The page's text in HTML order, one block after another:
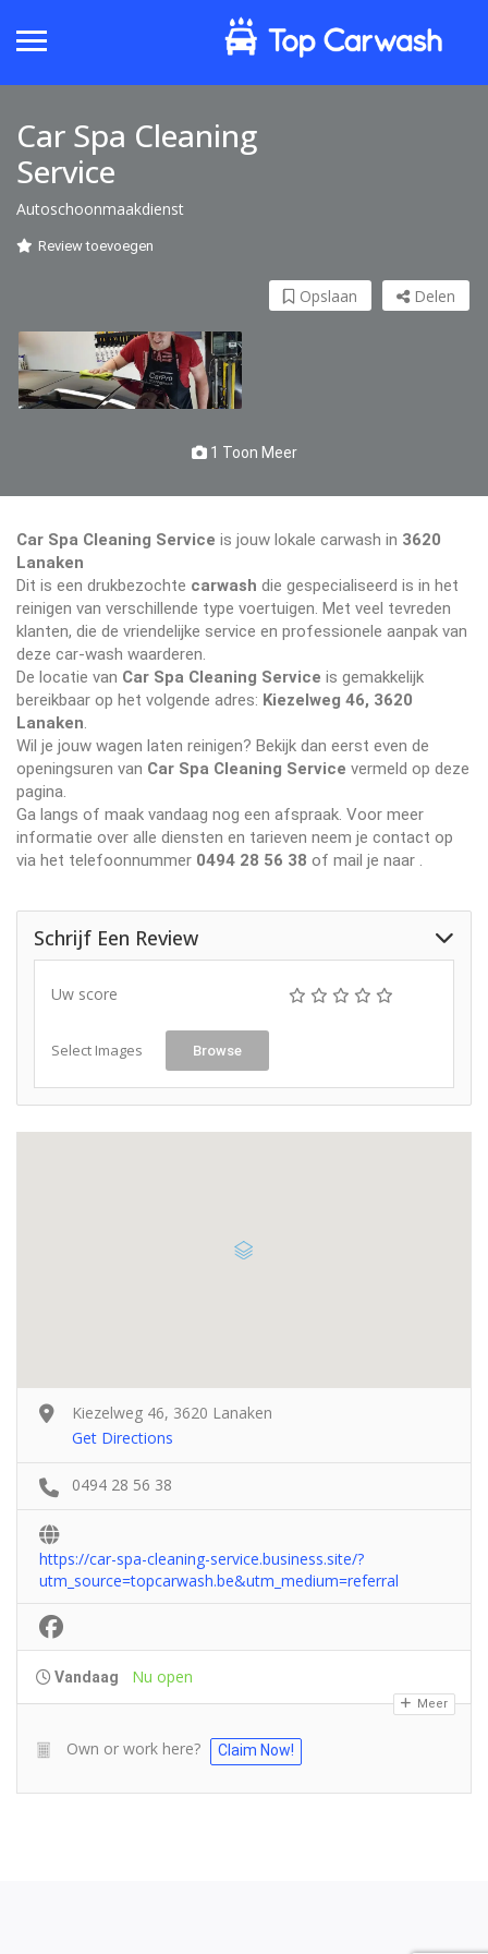
Car Spa Cleaning
Service
Autoschoonmaakdienst
Review toevoegen
Delen
Opslaan
1 Toon Meer
Car Spa Cleaning Service is jouw lokale carwash in 3620
Lanaken
Dit is een drukbezochte carwash die gespecialiseerd is in het
reinigen van verschillende type voertuigen. Met veel tevreden
klanten, die de vriendelijke service en professionele aanpak van
deze car-wash waarderen.
De locatie van Car Spa Cleaning Service is gemakkelijk
bereikbaar op het volgende adres: Kiezelweg 46, 3620
Lanaken
Wil je jouw wagen laten reinigen? Bekijk dan eerst even de
openingsuren van Car Spa Cleaning Service vermeld op deze
pagina.
Ga langs of maak vandaag nog een afspraak. Voor meer
informatie over alle diensten en tarieven neem je contact op
via het telefoonnummer 0494 28 56 38 of mail je naar
Schrijf Een Review
Uw score
Select Images Browse
Kiezelweg 46, 3620 Lanaken
Get Directions
0494 28 56 38
https://car-spa-cleaning-service.business.site/?
utm_source=topcarwash.be&utm_medium=referral
Vandaag Nu open
Meer
Own or work here? Claim Now!